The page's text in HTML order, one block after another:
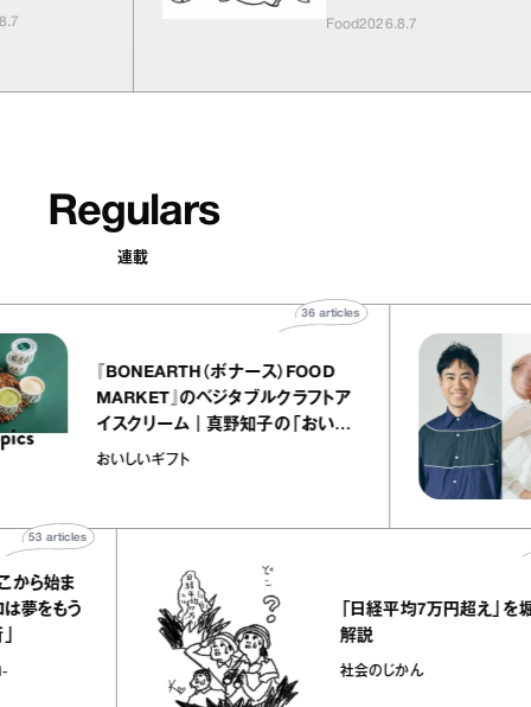
Food2026.8.7
Regulars
連載
『BONEARTH（ボナース）FOOD
MARKET』のベジタブルクラフトア
イスクリーム｜真野知子の「おいし
いギフト」
おいしいギフト
36
「日経平均7万円超え」を堀潤さん
社会のじかん